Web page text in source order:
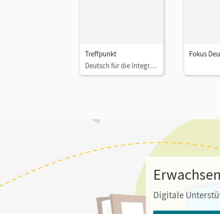
Treffpunkt
Deutsch für die Integration
Fokus
Digitale